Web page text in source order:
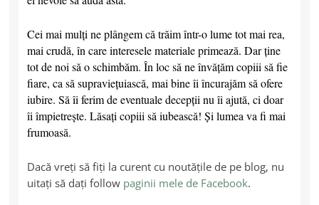
Cei mai mulţi ne plângem că trăim într-o lume tot mai rea,
mai crudă, în care interesele materiale primează. Dar ţine
tot de noi să o schimbăm. În loc să ne învăţăm copiii să fie
fiare, ca să supravieţuiască, mai bine îi încurajăm să ofere
iubire. Să îi ferim de eventuale decepţii nu îi ajută, ci doar
îi împietreşte. Lăsaţi copiii să iubească! Şi lumea va fi mai
frumoasă.
Dacă vreți să fiţi la curent cu noutățile de pe blog, nu
uitaţi să daţi follow paginii mele de Facebook.